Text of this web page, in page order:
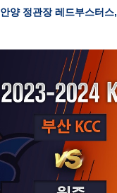
안양 정관장 레드부스터스,